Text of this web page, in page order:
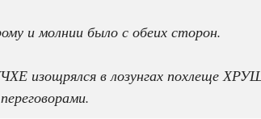
и молнии было с обеих сторон.
изощрялся в лозунгах похлеще